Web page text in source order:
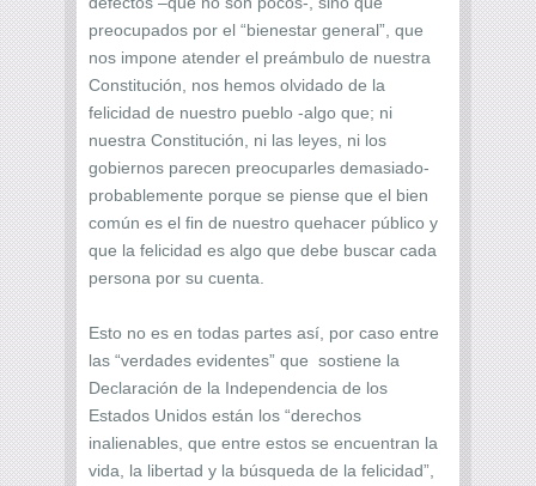
preocupados por el “bienestar general”, que
nos impone atender el preámbulo de nuestra
Constitución, nos hemos olvidado de la
felicidad de nuestro pueblo -algo que; ni
nuestra Constitución, ni las leyes, ni los
gobiernos parecen preocuparles demasiado-
probablemente porque se piense que el bien
común es el fin de nuestro quehacer público y
que la felicidad es algo que debe buscar cada
persona por su cuenta.
Esto no es en todas partes así, por caso entre
las “verdades evidentes” que sostiene la
Declaración de la Independencia de los
Estados Unidos están los “derechos
inalienables, que entre estos se encuentran la
vida, la libertad y la búsqueda de la felicidad”,